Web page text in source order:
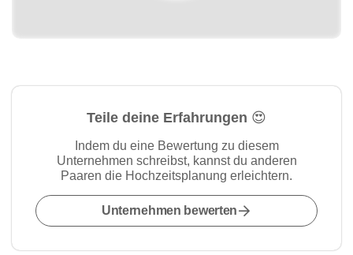
Teile deine Erfahrungen 😍
Indem du eine Bewertung zu diesem
Unternehmen schreibst, kannst du anderen
Paaren die Hochzeitsplanung erleichtern.
Unternehmen bewerten